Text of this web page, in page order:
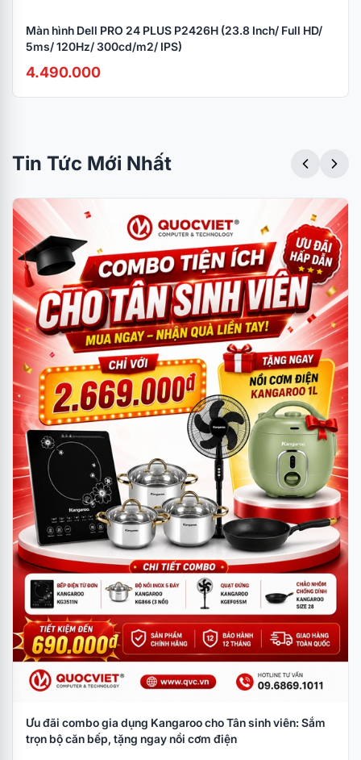
Màn hình Dell PRO 24 PLUS P2426H (23.8 Inch/ Full HD/
5ms/ 120Hz/ 300cd/m2/ IPS)
4.490.000
Tin Tức Mới Nhất
Ưu đãi combo gia dụng Kangaroo cho Tân sinh viên: Sắm
trọn bộ căn bếp, tặng ngay nồi cơm điện